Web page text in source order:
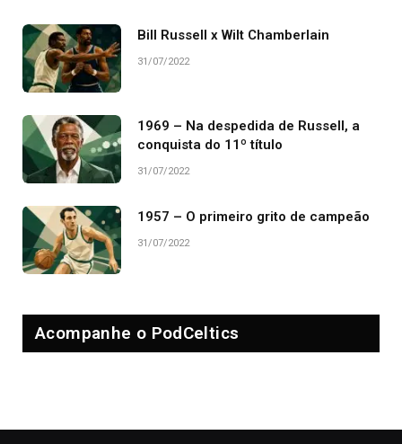
Bill Russell x Wilt Chamberlain
31/07/2022
1969 – Na despedida de Russell, a
conquista do 11º título
31/07/2022
1957 – O primeiro grito de campeão
31/07/2022
Acompanhe o PodCeltics